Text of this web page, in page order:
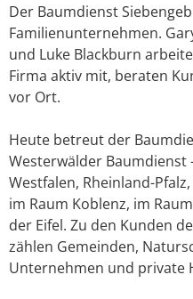
Der Baumdienst
Familienunternehmen.
und Luke Blackburn
Firma aktiv mit, beraten
vor Ort.
Heute betreut der
Westerwälder
Westfalen, Rheinland-
im Raum Koblenz, im
der Eifel. Zu den Kunden
zählen Gemeinden,
Unternehmen und private